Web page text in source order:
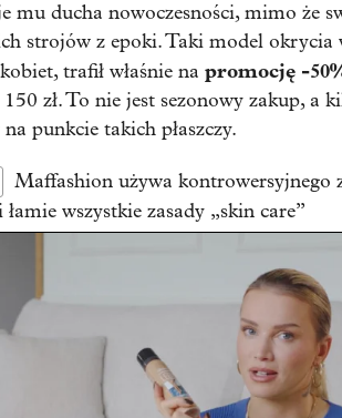
mu ducha nowoczesności, mimo że
strojów z epoki. Taki model okrycia
trafił właśnie na promocję -
150 zł. To nie jest sezonowy zakup,
na punkcie takich płaszczy.
Maffashion używa kontrowersyjnego
wszystkie zasady „skin care”